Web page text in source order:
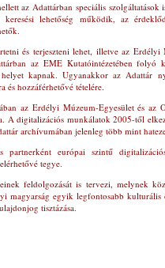
az Adattárban speciális szolgáltatások
lehetőség működik, az
és terjeszteni lehet, illetve az Erdélyi
az EME Kutatóintézetében folyó
kapnak. Ugyanakkor az Adattár
és hozzáférhetővé tételére.
az Erdélyi Múzeum-Egyesület és az
A digitalizációs munkálatok 2005-től
archívumában jelenleg több mint
európai szintű
tegye.
feldolgozását is tervezi, melynek
magyarság egyik legfontosabb kulturális
tisztázása.